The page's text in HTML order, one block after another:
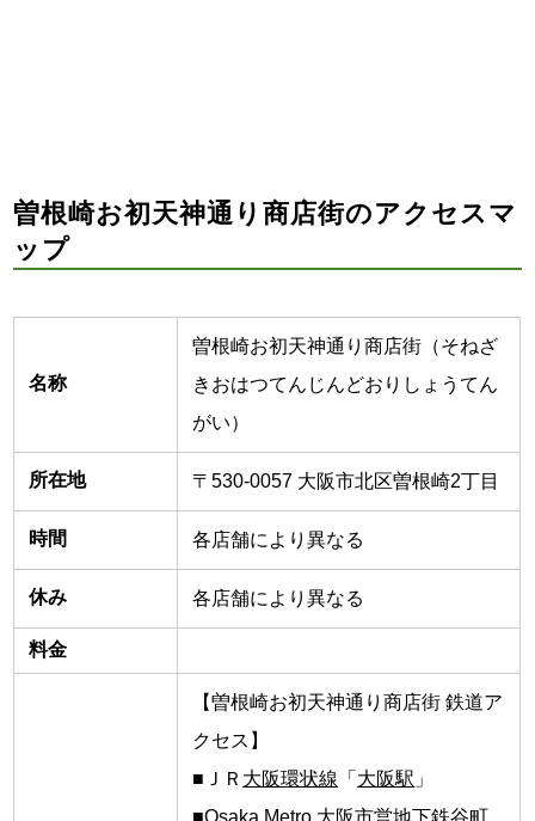
曽根崎お初天神通り商店街のアクセスマ
ップ
名称
曽根崎お初天神通り商店街（そねざ
きおはつてんじんどおりしょうてん
がい）
所在地 〒530-0057 大阪市北区曽根崎2丁目
時間 各店舗により異なる
休み 各店舗により異なる
料金
【曽根崎お初天神通り商店街 鉄道ア
クセス】
■ＪＲ 大阪環状線 「 大阪駅 」
■Osaka Metro 大阪市営地下鉄谷町